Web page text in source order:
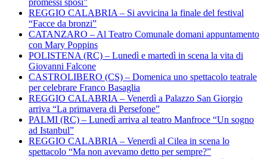
promessi sposi”
REGGIO CALABRIA – Si avvicina la finale del festival
“Facce da bronzi”
CATANZARO – Al Teatro Comunale domani appuntamento
con Mary Poppins
POLISTENA (RC) – Lunedì e martedì in scena la vita di
Giovanni Falcone
CASTROLIBERO (CS) – Domenica uno spettacolo teatrale
per celebrare Franco Basaglia
REGGIO CALABRIA – Venerdì a Palazzo San Giorgio
arriva “La primavera di Persefone”
PALMI (RC) – Lunedì arriva al teatro Manfroce “Un sogno
ad Istanbul”
REGGIO CALABRIA – Venerdì al Cilea in scena lo
spettacolo “Ma non avevamo detto per sempre?”